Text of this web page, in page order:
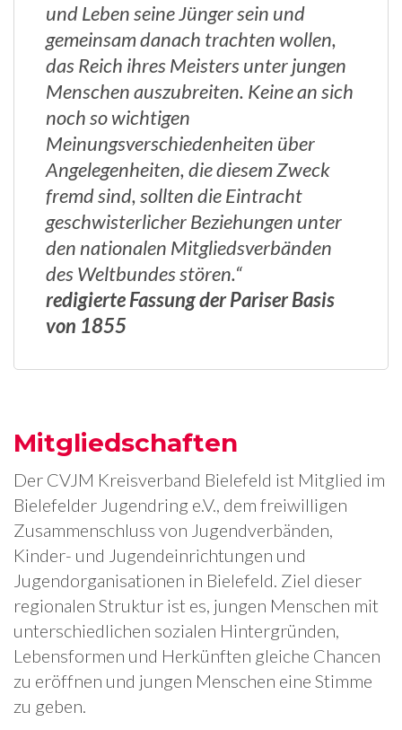
und Leben seine Jünger sein und
gemeinsam danach trachten wollen,
das Reich ihres Meisters unter jungen
Menschen auszubreiten. Keine an sich
noch so wichtigen
Meinungsverschiedenheiten über
Angelegenheiten, die diesem Zweck
fremd sind, sollten die Eintracht
geschwisterlicher Beziehungen unter
den nationalen Mitgliedsverbänden
des Weltbundes stören.“
redigierte Fassung der Pariser Basis
von 1855
Mitgliedschaften
Der CVJM Kreisverband Bielefeld ist Mitglied im
Bielefelder Jugendring e.V., dem freiwilligen
Zusammenschluss von Jugendverbänden,
Kinder- und Jugendeinrichtungen und
Jugendorganisationen in Bielefeld. Ziel dieser
regionalen Struktur ist es, jungen Menschen mit
unterschiedlichen sozialen Hintergründen,
Lebensformen und Herkünften gleiche Chancen
zu eröffnen und jungen Menschen eine Stimme
zu geben.